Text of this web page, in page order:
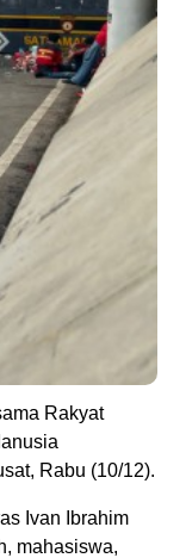
Rakyat
Rabu (10/12).
Ivan Ibrahim
mahasiswa,